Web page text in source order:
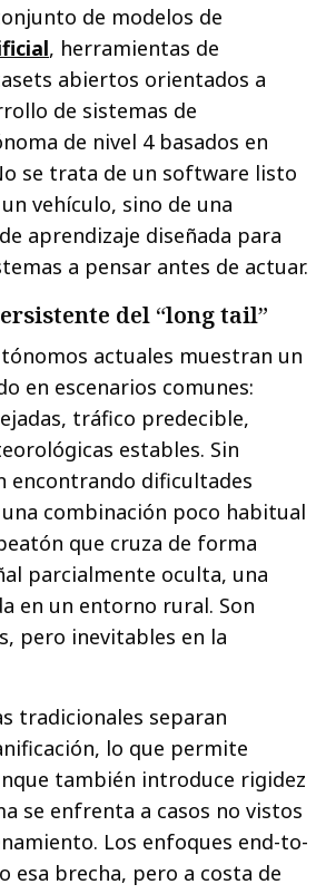
de modelos de
, herramientas de
abiertos orientados a
de sistemas de
de nivel 4 basados en
se trata de un software listo
vehículo, sino de una
aprendizaje diseñada para
a pensar antes de actuar.
del “long tail”
actuales muestran un
en escenarios comunes:
tráfico predecible,
estables. Sin
encontrando dificultades
combinación poco habitual
que cruza de forma
parcialmente oculta, una
en un entorno rural. Son
pero inevitables en la
tradicionales separan
lo que permite
también introduce rigidez
se enfrenta a casos no vistos
Los enfoques end-to-
esa brecha, pero a costa de